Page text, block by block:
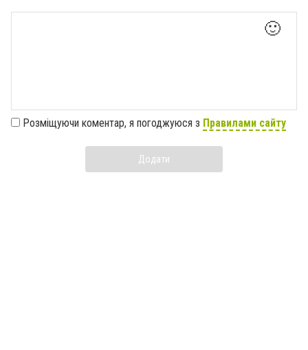
🙂
Розміщуючи коментар, я погоджуюся з Правилами сайту
Додати